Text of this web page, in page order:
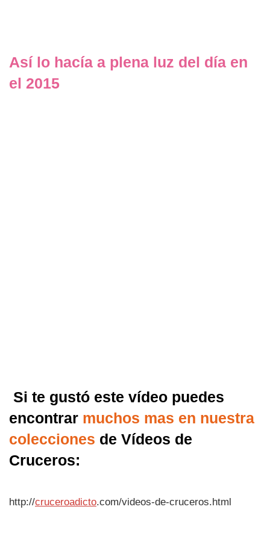
Así lo hacía a plena luz del día en
el 2015
Si te gustó este vídeo puedes
encontrar muchos mas en nuestra
colecciones de Vídeos de
Cruceros:
http://cruceroadicto.com/videos-de-cruceros.html